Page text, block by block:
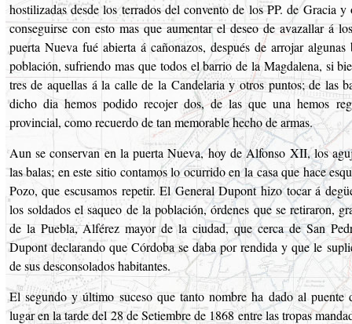
hostilizadas desde los terrados del convento de los PP. de Gracia
conseguirse con esto mas que aumentar el deseo de avazallar á
puerta Nueva fué abierta á cañonazos, después de arrojar algunas
población, sufriendo mas que todos el barrio de la Magdalena, si
tres de aquellas á la calle de la Candelaria y otros puntos; de las
dicho dia hemos podido recojer dos, de las que una hemos
provincial, como recuerdo de tan memorable hecho de armas.
Aun se conservan en la puerta Nueva, hoy de Alfonso XII, los
las balas; en este sitio contamos lo ocurrido en la casa que hace
Pozo, que escusamos repetir. El General Dupont hizo tocar á
los soldados el saqueo de la población, órdenes que se retiraron,
de la Puebla, Alférez mayor de la ciudad, que cerca de San
Dupont declarando que Córdoba se daba por rendida y que le
de sus desconsolados habitantes.
El segundo y último suceso que tanto nombre ha dado al puente
lugar en la tarde del 28 de Setiembre de 1868 entre las tropas